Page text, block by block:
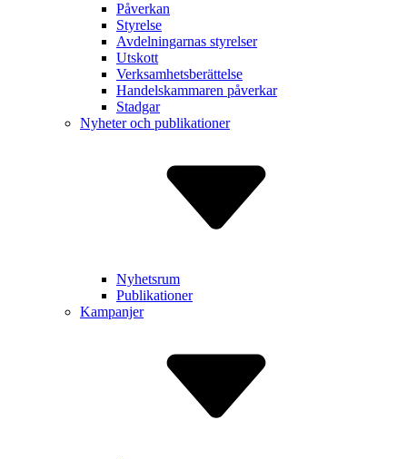
Påverkan
Styrelse
Avdelnin­garnas styrelser
Utskott
Verksam­hetsberätt­else
Handels­kammaren påverkar
Stadgar
Nyheter och publikationer
Nyhetsrum
Publikationer
Kampanjer